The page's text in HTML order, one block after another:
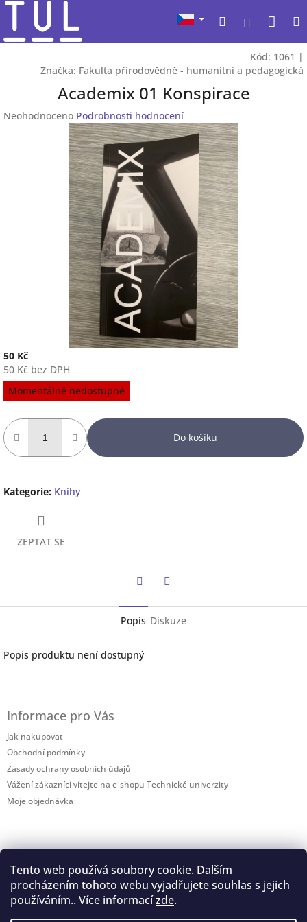
Tento web používá soubory cookie. Dalším
procházením tohoto webu vyjadřujete souhlas s jejich
používáním.. Více informacízde.
Přejít
obsah
Hledat
Kód: 1061 |
Značka: Fakulta přírodovědně - humanitní a pedagogická
Academix 01 Konspirace
Průměrné
Neohodnoceno Podrobnosti hodnocení
50 Kč
50 Kč bez DPH
Měrná
cena:
Momentálně nedostupné
Do košíku
Kategorie: Knihy
ZEPTAT SE
Popis Diskuze
Popis produktu není dostupný
Z
Informace pro Vás
Jak nakupovat
Obchodní podmínky
Zásady ochrany osobních údajů
Vážení zákazníci vítejte na e-shopu Technické univerzity
Moje objednávka
Shoptet.cz